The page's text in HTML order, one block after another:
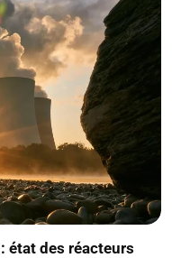
état des réacteurs